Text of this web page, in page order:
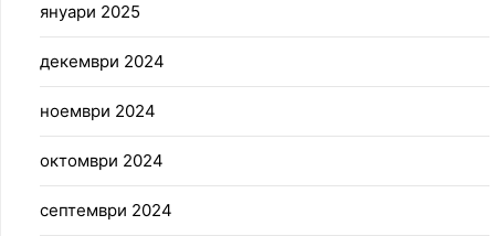
януари 2025
декември 2024
ноември 2024
октомври 2024
септември 2024